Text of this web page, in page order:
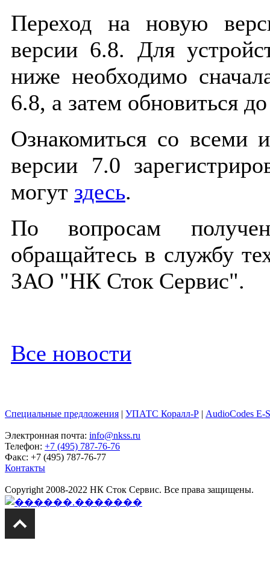
Переход на новую
версии 6.8. Для
ниже необходимо
6.8, а затем обновиться
Ознакомиться со всеми
версии 7.0
могут здесь.
По вопросам
обращайтесь в службу
ЗАО "НК Сток Сервис".
Все новости
Специальные предложения | УПАТС Коралл-Р | AudioCodes E-
Электронная почта: info@nkss.ru
Телефон: +7 (495) 787-76-76
Факс: +7 (495) 787-76-77
Контакты
Copyright 2008-2022 НК Сток Сервис. Все права защищены.